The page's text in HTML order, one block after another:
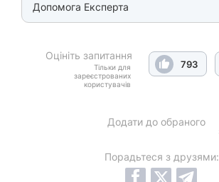
Допомога Експерта
Оцініть запитання
Тільки для
зареєстрованих
користувачів
793
Додати до обраного
Порадьтеся з друзями: